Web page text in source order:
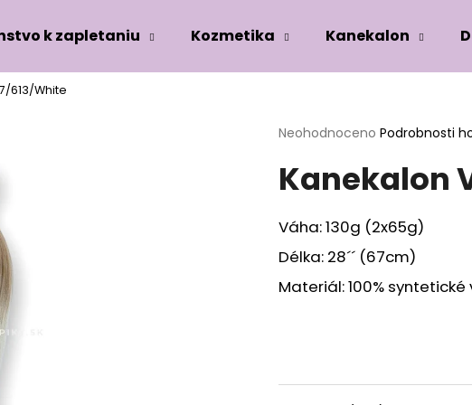
k zapletaniu Kozmetika Kanekalon
613/White
Průměrné
produktu
je
z
5
hvězdiček.
Neohodnoceno Podrobnosti
Kanekalon
Váha: 130g (2x65g)
Délka: 28´´ (67cm)
Materiál: 100% syntetické
HLEDAT